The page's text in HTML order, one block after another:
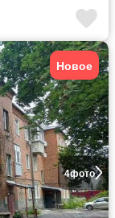
4фото
Новое